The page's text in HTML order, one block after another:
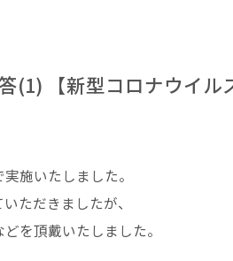
(1) 【新型コロナウイル
施いたしました。
ただきましたが、
を頂戴いたしました。